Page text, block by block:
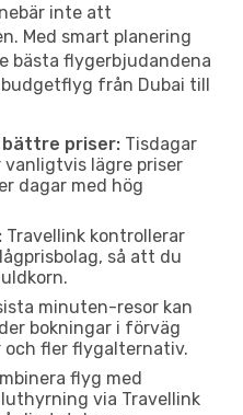
inte att
Med smart planering
bästa flygerbjudandena
från Dubai till
bättre priser: Tisdagar
lägre priser
dagar med hög
Travellink kontrollerar
så att du
minuten-resor kan
bokningar i förväg
fler flygalternativ.
flyg med
via Travellink